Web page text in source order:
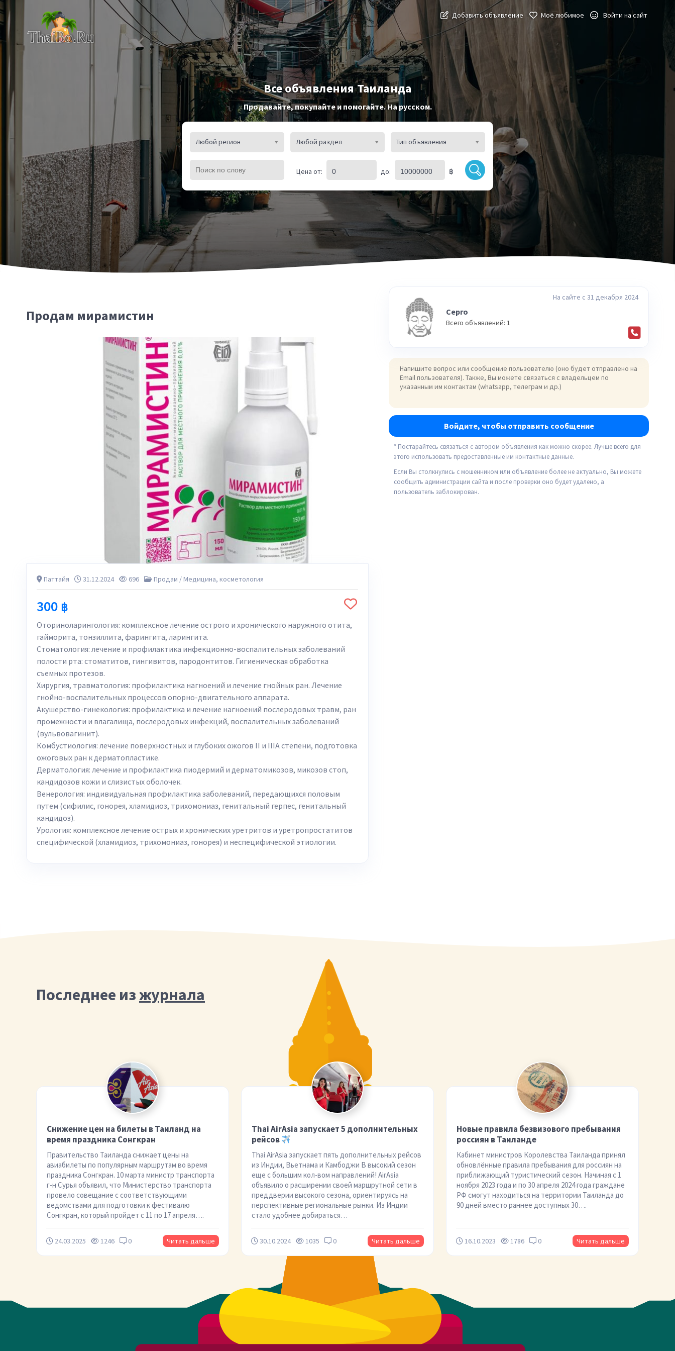
Добавить объявление Моё любимое Войти на сайт
Все объявления Таиланда
Продавайте, покупайте и помогайте. На русском.
Любой регион Любой раздел Тип объявления
Цена от: до: ฿
Продам мирамистин
Паттайя 31.12.2024 696 Продам / Медицина, косметология
300 ฿
Оториноларингология: комплексное лечение острого и хронического наружного отита,
гайморита, тонзиллита, фарингита, ларингита.
Стоматология: лечение и профилактика инфекционно-воспалительных заболеваний
полости рта: стоматитов, гингивитов, пародонтитов. Гигиеническая обработка
съемных протезов.
Хирургия, травматология: профилактика нагноений и лечение гнойных ран. Лечение
гнойно-воспалительных процессов опорно-двигательного аппарата.
Акушерство-гинекология: профилактика и лечение нагноений послеродовых травм, ран
промежности и влагалища, послеродовых инфекций, воспалительных заболеваний
(вульвовагинит).
Комбустиология: лечение поверхностных и глубоких ожогов II и IIIА степени, подготовка
ожоговых ран к дерматопластике.
Дерматология: лечение и профилактика пиодермий и дерматомикозов, микозов стоп,
кандидозов кожи и слизистых оболочек.
Венерология: индивидуальная профилактика заболеваний, передающихся половым
путем (сифилис, гонорея, хламидиоз, трихомониаз, генитальный герпес, генитальный
кандидоз).
Урология: комплексное лечение острых и хронических уретритов и уретропростатитов
специфической (хламидиоз, трихомониаз, гонорея) и неспецифической этиологии.
На сайте с 31 декабря 2024
Серго
Всего объявлений: 1
Войдите, чтобы отправить сообщение
* Постарайтесь связаться с автором объявления как можно скорее. Лучше всего для
этого использовать предоставленные им контактные данные.
Если Вы столкнулись с мошенником или объявление более не актуально, Вы можете
сообщить администрации сайта и после проверки оно будет удалено, а
пользователь заблокирован.
Последнее изжурнала
Снижение цен на билеты в Таиланд на
время праздника Сонгкран
Правительство Таиланда снижает цены на
авиабилеты по популярным маршрутам во время
праздника Сонгкран. 10 марта министр транспорта
г-н Сурья объявил, что Министерство транспорта
провело совещание с соответствующими
ведомствами для подготовки к фестивалю
Сонгкран, который пройдет с 11 по 17 апреля….
24.03.2025 1246 0 Читать дальше
Thai AirAsia запускает 5 дополнительных
рейсов
Thai AirAsia запускает пять дополнительных рейсов
из Индии, Вьетнама и Камбоджи В высокий сезон
еще с большим кол-вом направлений! AirAsia
объявило о расширении своей маршрутной сети в
преддверии высокого сезона, ориентируясь на
перспективные региональные рынки. Из Индии
стало удобнее добираться…
30.10.2024 1035 0 Читать дальше
Новые правила безвизового пребывания
россиян в Таиланде
Кабинет министров Королевства Таиланда принял
обновлённые правила пребывания для россиян на
приближающий туристический сезон. Начиная с 1
ноября 2023 года и по 30 апреля 2024 года граждане
РФ смогут находиться на территории Таиланда до
90 дней вместо раннее доступных 30….
16.10.2023 1786 0 Читать дальше